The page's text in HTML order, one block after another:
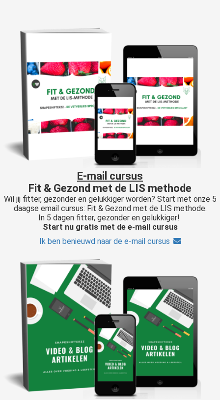
E-mail cursus
Fit & Gezond met de LIS methode
Wil jij fitter, gezonder en gelukkiger worden? Start met onze 5
daagse email cursus: Fit & Gezond met de LIS methode.
In 5 dagen fitter, gezonder en gelukkiger!
Start nu gratis met de e-mail cursus
Ik ben benieuwd naar de e-mail cursus